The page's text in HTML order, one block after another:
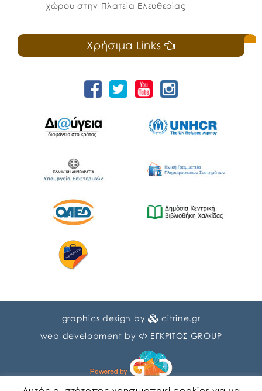
χώρου στην Πλατεία Ελευθερίας
Χρήσιμα Links
graphics design by
citrine.gr
web development by
ΕΓΚΡΙΤΟΣ GROUP